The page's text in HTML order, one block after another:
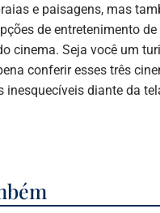
e paisagens, mas
de entretenimento
cinema. Seja você um
conferir esses três
inesquecíveis diante da